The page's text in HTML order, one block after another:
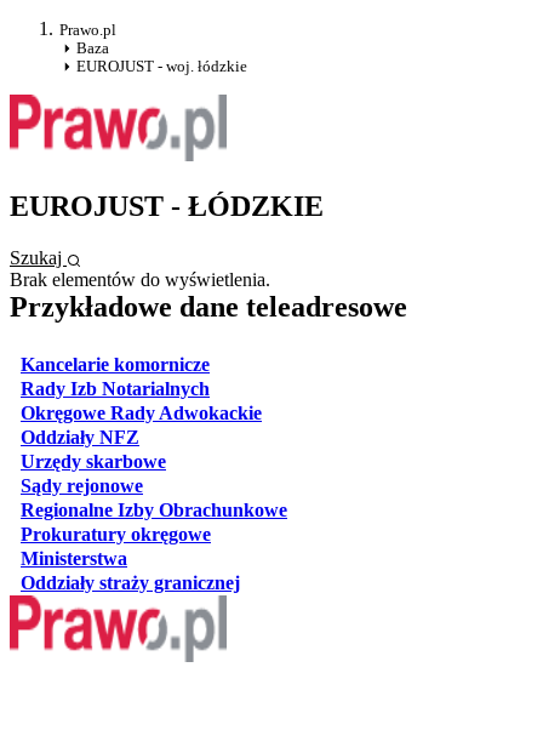
Prawo.pl
Baza
EUROJUST - woj. łódzkie
EUROJUST - ŁÓDZKIE
Szukaj
Brak elementów do wyświetlenia.
Przykładowe dane teleadresowe
Kancelarie komorniczeotwiera się w nowej karcie
Rady Izb Notarialnych
Okręgowe Rady Adwokackieotwiera się w nowej karcie
Oddziały NFZ
Urzędy skarboweotwiera się w nowej karcie
Sądy rejonoweotwiera się w nowej karcie
Regionalne Izby Obrachunkoweotwiera się w nowej karcie
Prokuratury okręgoweotwiera się w nowej karcie
Ministerstwa
Oddziały straży granicznejotwiera się w nowej karcie